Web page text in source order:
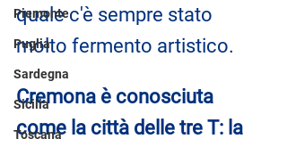
Piemonte
Puglia
Sardegna
Sicilia
Toscana
quale c'è sempre stato
molto fermento artistico.
Cremona è conosciuta
come la città delle tre T: la